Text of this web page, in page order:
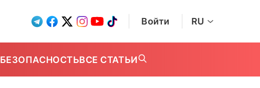
Войти RU
БЕЗОПАСНОСТЬВСЕ СТАТЬИ